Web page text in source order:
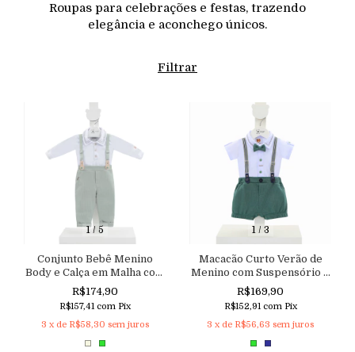
Roupas para celebrações e festas, trazendo
elegância e aconchego únicos.
Filtrar
1/ 5
Conjunto Bebê Menino
Body e Calça em Malha com
Suspensório Fixo Regulável
Aconchego
R$174,90
R$157,41 com Pix
3 x de R$58,30 sem juros
1/ 3
Macacão Curto Verão de
Menino com Suspensório e
Gravata Borboleta
Removível
R$169,90
R$152,91 com Pix
3 x de R$56,63 sem juros